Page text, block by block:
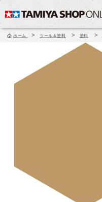
ホーム > ツール＆塗料 > 塗料 >